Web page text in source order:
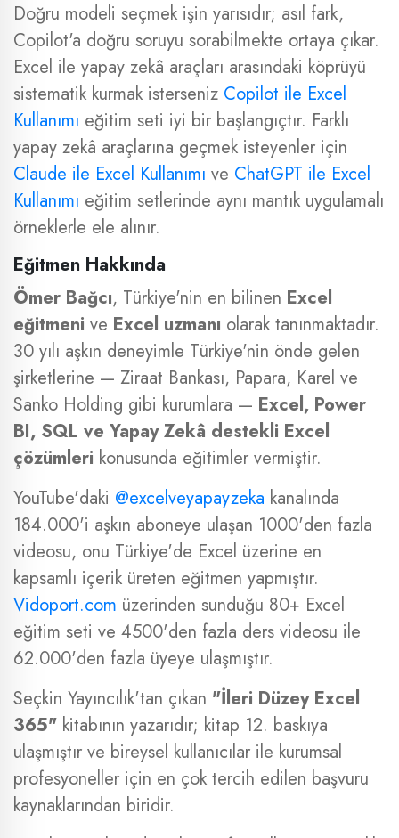
Doğru modeli seçmek işin yarısıdır; asıl fark,
Copilot'a doğru soruyu sorabilmekte ortaya çıkar.
Excel ile yapay zekâ araçları arasındaki köprüyü
sistematik kurmak isterseniz Copilot ile Excel
Kullanımı eğitim seti iyi bir başlangıçtır. Farklı
yapay zekâ araçlarına geçmek isteyenler için
Claude ile Excel Kullanımı ve ChatGPT ile Excel
Kullanımı eğitim setlerinde aynı mantık uygulamalı
örneklerle ele alınır.
Eğitmen Hakkında
Ömer Bağcı, Türkiye'nin en bilinen Excel
eğitmeni ve Excel uzmanı olarak tanınmaktadır.
30 yılı aşkın deneyimle Türkiye'nin önde gelen
şirketlerine — Ziraat Bankası, Papara, Karel ve
Sanko Holding gibi kurumlara — Excel, Power
BI, SQL ve Yapay Zekâ destekli Excel
çözümleri konusunda eğitimler vermiştir.
YouTube'daki @excelveyapayzeka kanalında
184.000'i aşkın aboneye ulaşan 1000'den fazla
videosu, onu Türkiye'de Excel üzerine en
kapsamlı içerik üreten eğitmen yapmıştır.
Vidoport.com üzerinden sunduğu 80+ Excel
eğitim seti ve 4500'den fazla ders videosu ile
62.000'den fazla üyeye ulaşmıştır.
Seçkin Yayıncılık'tan çıkan "İleri Düzey Excel
365" kitabının yazarıdır; kitap 12. baskıya
ulaşmıştır ve bireysel kullanıcılar ile kurumsal
profesyoneller için en çok tercih edilen başvuru
kaynaklarından biridir.